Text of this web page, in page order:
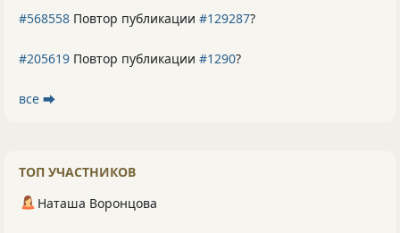
#568558 Повтор публикации #129287?
#205619 Повтор публикации #1290?
все ⮕
ТОП УЧАСТНИКОВ
Наташа Воронцова